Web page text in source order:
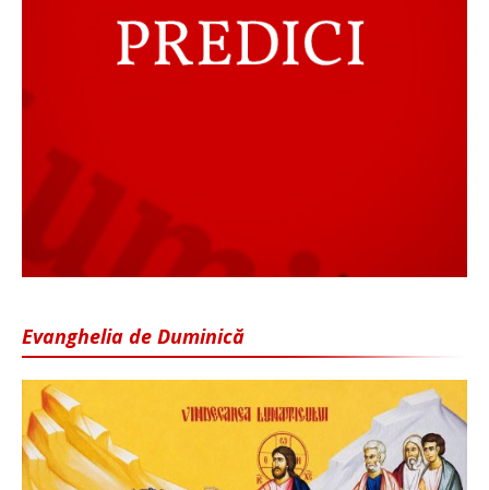
Evanghelia de Duminică